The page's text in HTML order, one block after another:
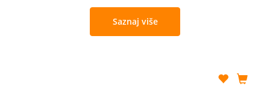
Saznaj više